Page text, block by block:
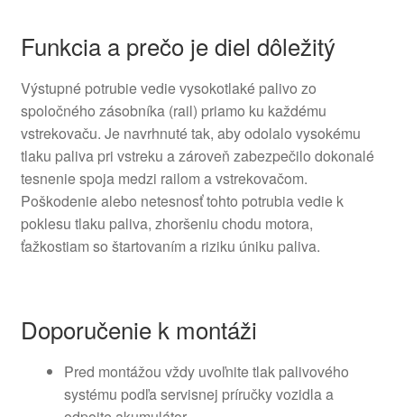
Funkcia a prečo je diel dôležitý
Výstupné potrubie vedie vysokotlaké palivo zo
spoločného zásobníka (rail) priamo ku každému
vstrekovaču. Je navrhnuté tak, aby odolalo vysokému
tlaku paliva pri vstreku a zároveň zabezpečilo dokonalé
tesnenie spoja medzi railom a vstrekovačom.
Poškodenie alebo netesnosť tohto potrubia vedie k
poklesu tlaku paliva, zhoršeniu chodu motora,
ťažkostiam so štartovaním a riziku úniku paliva.
Doporučenie k montáži
Pred montážou vždy uvoľnite tlak palivového
systému podľa servisnej príručky vozidla a